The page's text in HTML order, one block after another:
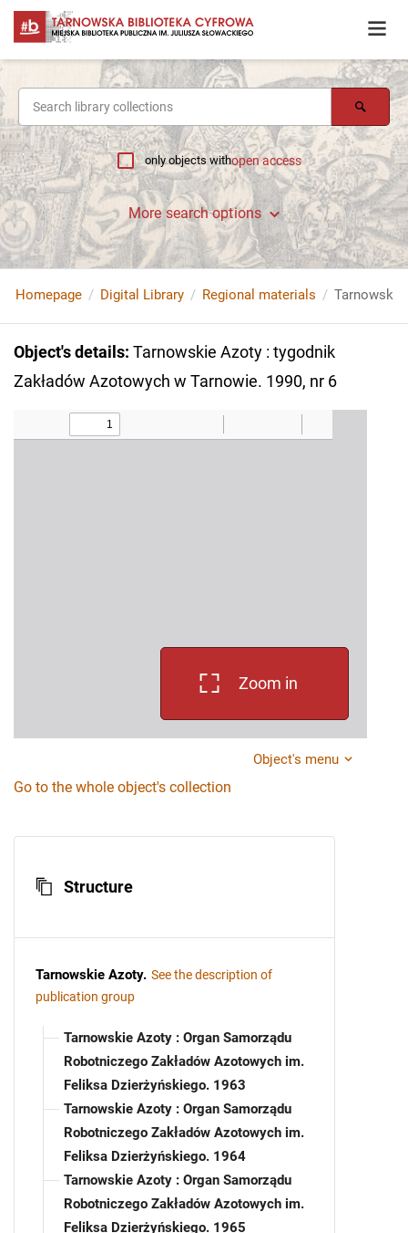
only objects withopen access
More search options
Homepage Digital Library Regional materials
Object's details: Tarnowskie Azoty : tygodnik
Zakładów Azotowych w Tarnowie. 1990, nr 6
Zoom in
Object's menu
Go to the whole object's collection
Structure
Tarnowskie Azoty. See the description of
publication group
Tarnowskie Azoty : Organ Samorządu
Robotniczego Zakładów Azotowych im.
Feliksa Dzierżyńskiego. 1963
Tarnowskie Azoty : Organ Samorządu
Robotniczego Zakładów Azotowych im.
Feliksa Dzierżyńskiego. 1964
Tarnowskie Azoty : Organ Samorządu
Robotniczego Zakładów Azotowych im.
Feliksa Dzierżyńskiego. 1965